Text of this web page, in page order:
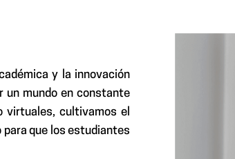
y la innovación
mundo en constante
virtuales, cultivamos el
que los estudiantes